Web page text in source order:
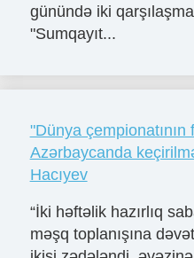
günündə iki
"Sumqayıt...
"Dünya
Azərbaycanda
Hacıyev
“İki həftəlik hazırlıq
məşq toplanışına